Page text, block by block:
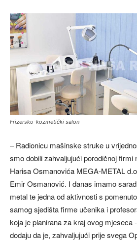
Frizersko-kozmetički salon
– Radionicu mašinske struke u
smo dobili zahvaljujući porodičnoj firmi
Harisa Osmanovića MEGA-METAL
Emir Osmanović. I danas imamo
metal te jedna od aktivnosti s
samog sjedišta firme učenika i
koja je planirana za kraj ovog mjeseca
dodaju da je, zahvaljujući prije svega